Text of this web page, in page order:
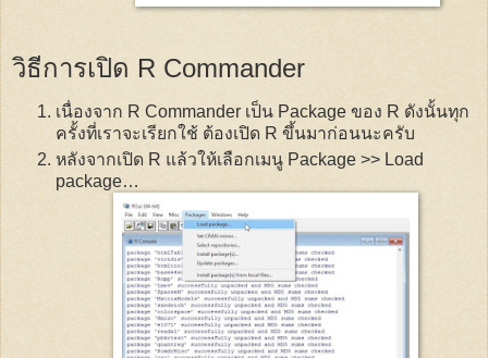
วิธีการเปิด R Commander
เนื่องจาก R Commander เป็น Package ของ R ดังนั้นทุก
ครั้งที่เราจะเรียกใช้ ต้องเปิด R ขึ้นมาก่อนนะครับ
หลังจากเปิด R แล้วให้เลือกเมนู Package >> Load
package…